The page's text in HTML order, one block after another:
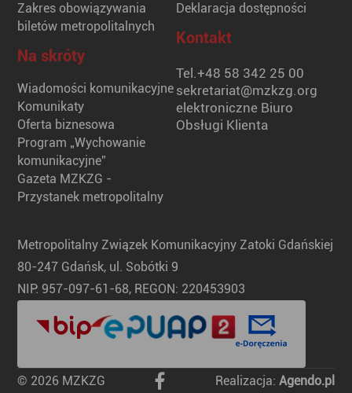
Zakres obowiązywania
biletów metropolitalnych
Na skróty
Wiadomości komunikacyjne
Komunikaty
Oferta biznesowa
Program „Wychowanie
komunikacyjne”
Gazeta MZKZG -
Przystanek metropolitalny
Deklaracja dostępności
Kontakt
Tel.+48 58 342 25 00
sekretariat@mzkzg.org
elektroniczne Biuro
Obsługi Klienta
Metropolitalny Związek Komunikacyjny Zatoki Gdańskiej
80-247 Gdańsk, ul. Sobótki 9
NIP: 957-097-61-68, REGON: 220453903
© 2026 MZKZG Realizacja: Agendo.pl